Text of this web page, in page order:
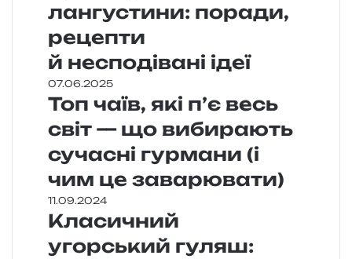
лангустини: поради,
рецепти
й несподівані ідеї
07.06.2025
Топ чаїв, які п’є весь
світ — що вибирають
сучасні гурмани (і
чим це заварювати)
11.09.2024
Класичний
угорський гуляш: